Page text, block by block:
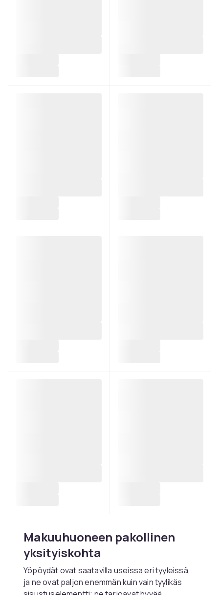
Makuuhuoneen pakollinen
yksityiskohta
Yöpöydät ovat saatavilla useissa eri tyyleissä,
ja ne ovat paljon enemmän kuin vain tyylikäs
sisustuselementti; ne tarjoavat hyvää